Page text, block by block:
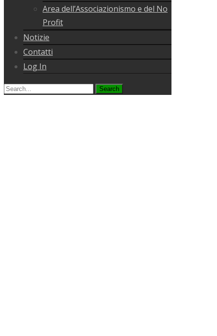
Area dell’Associazionismo e del No
Profit
Notizie
Contatti
Log In
Search